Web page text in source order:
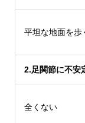
平坦な地面を歩
2.足関節に不安
全くない